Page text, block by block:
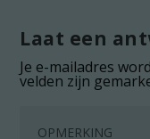
Laat een
Je e-mailadres
velden zijn